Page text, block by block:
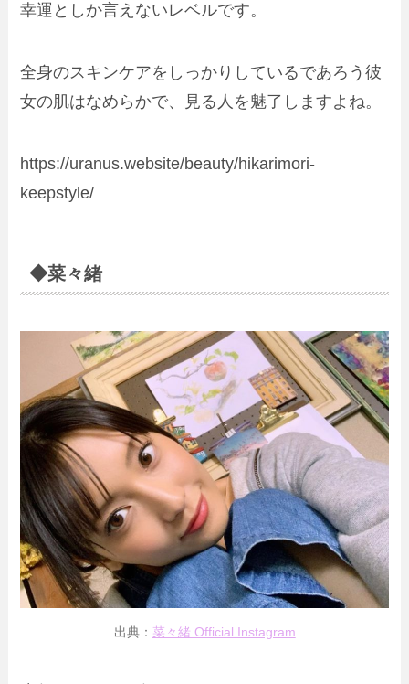
幸運としか言えないレベルです。
全身のスキンケアをしっかりしているであろう彼
女の肌はなめらかで、見る人を魅了しますよね。
https://uranus.website/beauty/hikarimori-
keepstyle/
◆菜々緒
出典： 菜々緒 Official Instagram